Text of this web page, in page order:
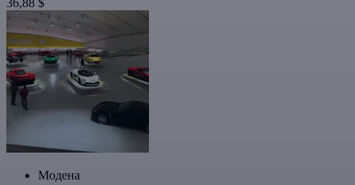
Модена